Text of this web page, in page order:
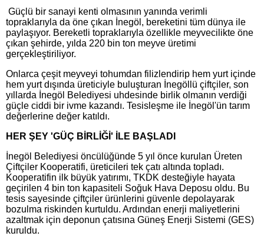
Güçlü bir sanayi kenti olmasının yanında verimli
topraklarıyla da öne çıkan İnegöl, bereketini tüm dünya ile
paylaşıyor. Bereketli topraklarıyla özellikle meyvecilikte öne
çıkan şehirde, yılda 220 bin ton meyve üretimi
gerçekleştiriliyor.
Onlarca çeşit meyveyi tohumdan filizlendirip hem yurt içinde
hem yurt dışında üreticiyle buluşturan İnegöllü çiftçiler, son
yıllarda İnegöl Belediyesi uhdesinde birlik olmanın verdiği
güçle ciddi bir ivme kazandı. Tesisleşme ile İnegöl'ün tarım
değerlerine değer katıldı.
HER ŞEY 'GÜÇ BİRLİĞİ' İLE BAŞLADI
İnegöl Belediyesi öncülüğünde 5 yıl önce kurulan Üreten
Çiftçiler Kooperatifi, üreticileri tek çatı altında topladı.
Kooperatifin ilk büyük yatırımı, TKDK desteğiyle hayata
geçirilen 4 bin ton kapasiteli Soğuk Hava Deposu oldu. Bu
tesis sayesinde çiftçiler ürünlerini güvenle depolayarak
bozulma riskinden kurtuldu. Ardından enerji maliyetlerini
azaltmak için deponun çatısına Güneş Enerji Sistemi (GES)
kuruldu.